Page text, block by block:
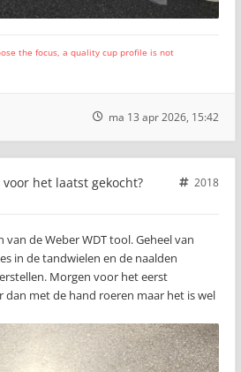
the focus, a quality cup profile is not
ma 13 apr 2026, 15:42
voor het laatst gekocht?
2018
van de Weber WDT tool. Geheel van
in de tandwielen en de naalden
Morgen voor het eerst
dan met de hand roeren maar het is wel